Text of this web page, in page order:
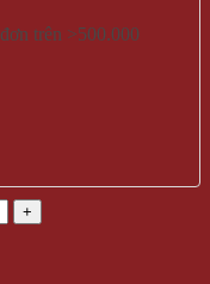
trên >500.000